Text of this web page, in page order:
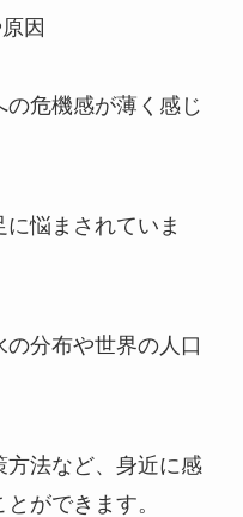
因
の危機感が薄く感じ
悩まされていま
分布や世界の人口
方法など、身近に感
ができます。